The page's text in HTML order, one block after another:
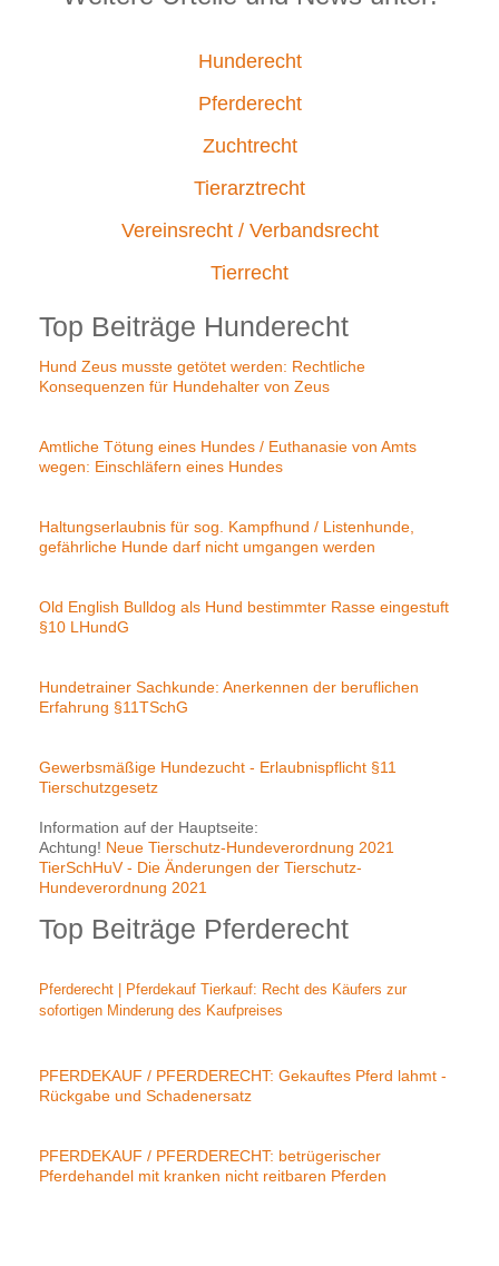
Hunderecht
Pferderecht
Zuchtrecht
Tierarztrecht
Vereinsrecht / Verbandsrecht
Tierrecht
Top Beiträge Hunderecht
Hund Zeus musste getötet werden: Rechtliche
Konsequenzen für Hundehalter von Zeus
Amtliche Tötung eines Hundes / Euthanasie von Amts
wegen: Einschläfern eines Hundes
Haltungserlaubnis für sog. Kampfhund / Listenhunde,
gefährliche Hunde darf nicht umgangen werden
Old English Bulldog als Hund bestimmter Rasse eingestuft
§10 LHundG
Hundetrainer Sachkunde: Anerkennen der beruflichen
Erfahrung §11TSchG
Gewerbsmäßige Hundezucht - Erlaubnispflicht §11
Tierschutzgesetz
Information auf der Hauptseite:
Achtung! Neue Tierschutz-Hundeverordnung 2021
TierSchHuV - Die Änderungen der Tierschutz-
Hundeverordnung 2021
Top Beiträge Pferderecht
Pferderecht | Pferdekauf Tierkauf: Recht des Käufers zur
sofortigen Minderung des Kaufpreises
PFERDEKAUF / PFERDERECHT: Gekauftes Pferd lahmt -
Rückgabe und Schadenersatz
PFERDEKAUF / PFERDERECHT: betrügerischer
Pferdehandel mit kranken nicht reitbaren Pferden